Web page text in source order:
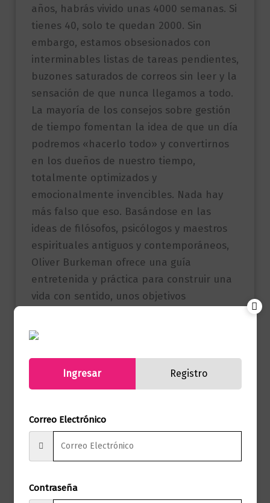
años, habrás vivido unas 4000 semanas. Si
tienes 40, solo te quedan 2000. Sin
embargo, estamos obsesionados con
interminables listas de tareas pendientes,
buzones saturados de correos sin leer y la
sensación de que nunca llegamos a todo.
La mayoría de los consejos sobre gestión
de tiempo fomentan la idea de que un día
podremos «hacerlo todo» y convertirnos
en los dueños de nuestro tiempo,
totalmente optimizados y
emocionalmente invencibles. Nada hay
más falso que eso. Basándose en las
ideas de filósofos, psicólogos y maestros
espirituales antiguos y contemporáneos,
Oliver Burkeman ofrece una guía
entretenida y práctica para construir una
vida con sentido, unos objetivos
aquello que realmente vale la pena.
Referencia
(ISBN)
9786280004969
Sello Planeta
Ingresar Registro
Correo Electrónico
Contraseña